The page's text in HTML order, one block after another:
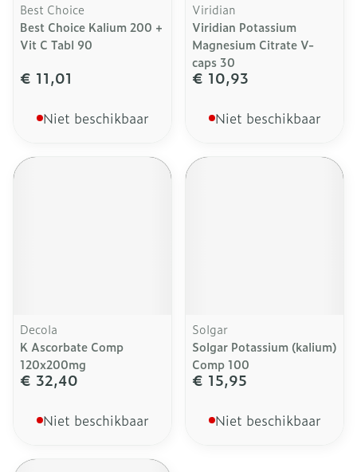
Best Choice
Best Choice Kalium 200 +
Vit C Tabl 90
€ 11,01
Niet beschikbaar
Viridian
Viridian Potassium
Magnesium Citrate V-
caps 30
€ 10,93
Niet beschikbaar
Decola
K Ascorbate Comp
120x200mg
€ 32,40
Niet beschikbaar
Solgar
Solgar Potassium (kalium)
Comp 100
€ 15,95
Niet beschikbaar